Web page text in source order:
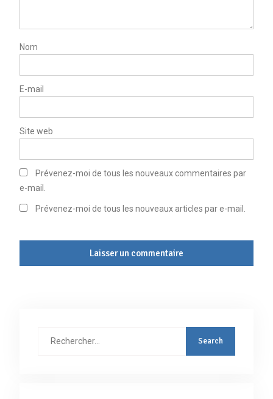
Nom
E-mail
Site web
Prévenez-moi de tous les nouveaux commentaires par
e-mail.
Prévenez-moi de tous les nouveaux articles par e-mail.